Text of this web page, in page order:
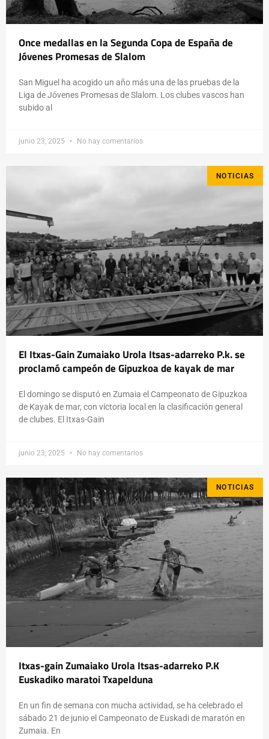
Once medallas en la Segunda Copa de España de
Jóvenes Promesas de Slalom
San Miguel ha acogido un año más una de las pruebas de la
Liga de Jóvenes Promesas de Slalom. Los clubes vascos han
subido al
junio 23, 2025 No hay comentarios
NOTICIAS
El Itxas-Gain Zumaiako Urola Itsas-adarreko P.k. se
proclamó campeón de Gipuzkoa de kayak de mar
El domingo se disputó en Zumaia el Campeonato de Gipuzkoa
de Kayak de mar, con victoria local en la clasificación general
de clubes. El Itxas-Gain
junio 23, 2025 No hay comentarios
NOTICIAS
Itxas-gain Zumaiako Urola Itsas-adarreko P.K
Euskadiko maratoi Txapelduna
En un fin de semana con mucha actividad, se ha celebrado el
sábado 21 de junio el Campeonato de Euskadi de maratón en
Zumaia. En